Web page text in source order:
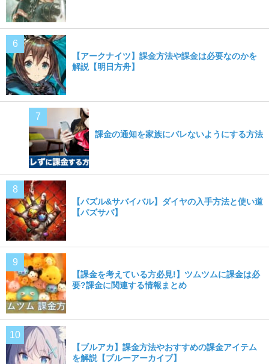
【アークナイツ】課金方法や課金は必要なのかを
解説【明日方舟】
課金の通知を家族にバレないようにする方法
【パズル&サバイバル】ダイヤの入手方法と使い道
【パズサバ】
【課金を考えている方必見!】ツムツムに課金は必
要?課金に関連する情報まとめ
【ブルアカ】課金方法やおすすめの課金アイテム
を解説【ブルーアーカイブ】